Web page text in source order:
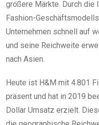
größere Märkte. Durch die
Fashion-
Unternehmen schnell auf
und seine Reichweite
nach Asien.
Heute ist H&M mit 4.801
präsent und hat in 2019
Dollar Umsatz erzielt.